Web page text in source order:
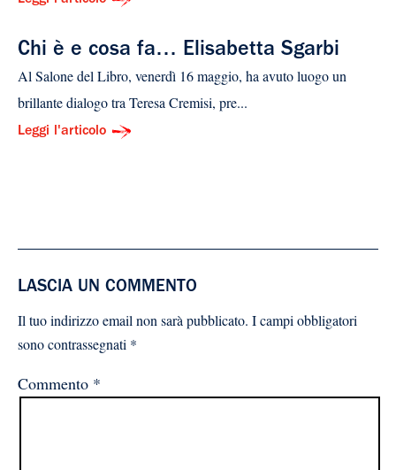
Chi è e cosa fa… Elisabetta Sgarbi
Al Salone del Libro, venerdì 16 maggio, ha avuto luogo un
brillante dialogo tra Teresa Cremisi, pre...
Leggi l'articolo
LASCIA UN COMMENTO
Il tuo indirizzo email non sarà pubblicato. I campi obbligatori
sono contrassegnati *
Commento *